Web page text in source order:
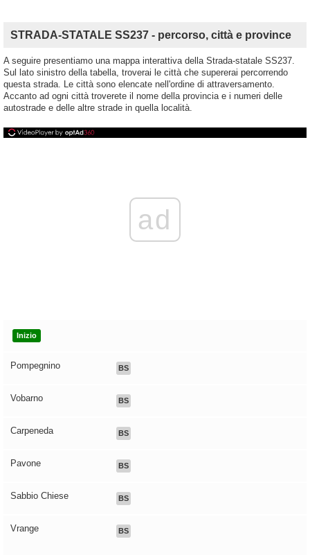
STRADA-STATALE SS237 - percorso, città e province
A seguire presentiamo una mappa interattiva della Strada-statale SS237.
Sul lato sinistro della tabella, troverai le città che supererai percorrendo
questa strada. Le città sono elencate nell'ordine di attraversamento.
Accanto ad ogni città troverete il nome della provincia e i numeri delle
autostrade e delle altre strade in quella località.
ad
Inizio
Pompegnino BS
Vobarno BS
Carpeneda BS
Pavone BS
Sabbio Chiese BS
Vrange BS